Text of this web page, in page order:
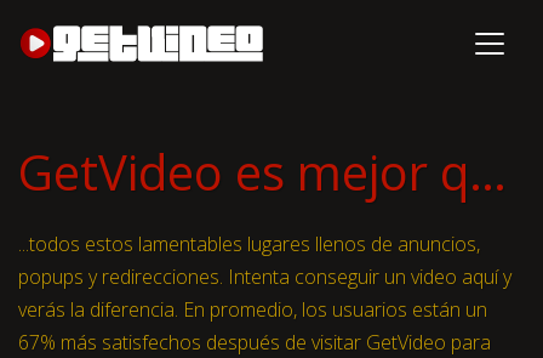
GetVideo es mejor que ..
...todos estos lamentables lugares llenos de anuncios,
popups y redirecciones. Intenta conseguir un video aquí y
verás la diferencia. En promedio, los usuarios están un
67% más satisfechos después de visitar GetVideo para